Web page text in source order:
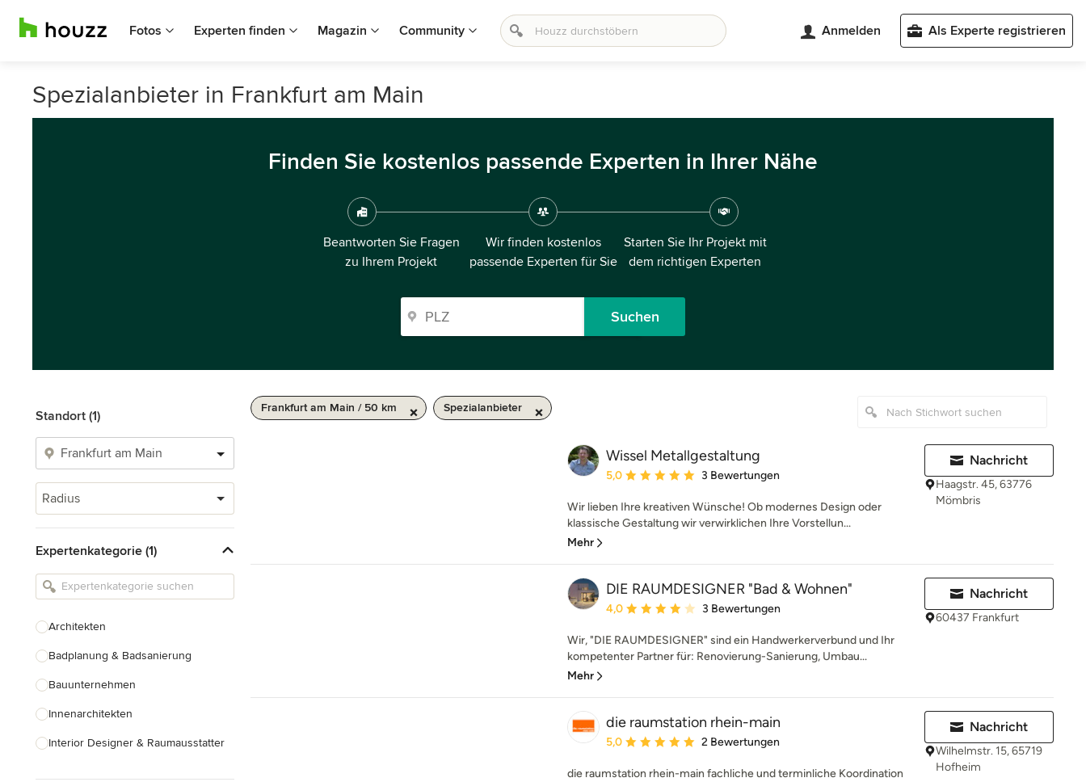
Fotos Experten finden Magazin Community Anmelden Als Experte registrieren
Spezialanbieter in Frankfurt am Main
Finden Sie kostenlos passende Experten in Ihrer Nähe
Beantworten Sie Fragen
zu Ihrem Projekt
Wir finden kostenlos
passende Experten für Sie
Starten Sie Ihr Projekt mit
dem richtigen Experten
Suchen
Standort (1)
Radius
Expertenkategorie (1)
Architekten
Badplanung & Badsanierung
Bauunternehmen
Innenarchitekten
Interior Designer & Raumausstatter
Frankfurt am Main / 50 km Spezialanbieter
Wissel Metallgestaltung
Durchschnittliche Bewertung: 5 von 5 Sternen
5,0 3 Bewertungen
Wir lieben Ihre kreativen Wünsche! Ob modernes Design oder
klassische Gestaltung wir verwirklichen Ihre Vorstellun...
Mehr
Nachricht
Haagstr. 45, 63776
Mömbris
DIE RAUMDESIGNER "Bad & Wohnen"
Durchschnittliche Bewertung: 4 von 5 Sternen
4,0 3 Bewertungen
Wir, "DIE RAUMDESIGNER" sind ein Handwerkerverbund und Ihr
kompetenter Partner für: Renovierung-Sanierung, Umbau...
Mehr
Nachricht
60437 Frankfurt
die raumstation rhein-main
Durchschnittliche Bewertung: 5 von 5 Sternen
5,0 2 Bewertungen
die raumstation rhein-main fachliche und terminliche Koordination
Nachricht
Wilhelmstr. 15, 65719
Hofheim